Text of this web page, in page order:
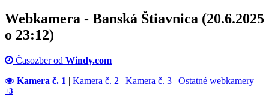
Webkamera - Banská Štiavnica (20.6.2025
o 23:12)
Časozber od Windy.com
Kamera č. 1 | Kamera č. 2 | Kamera č. 3 | Ostatné webkamery
+3